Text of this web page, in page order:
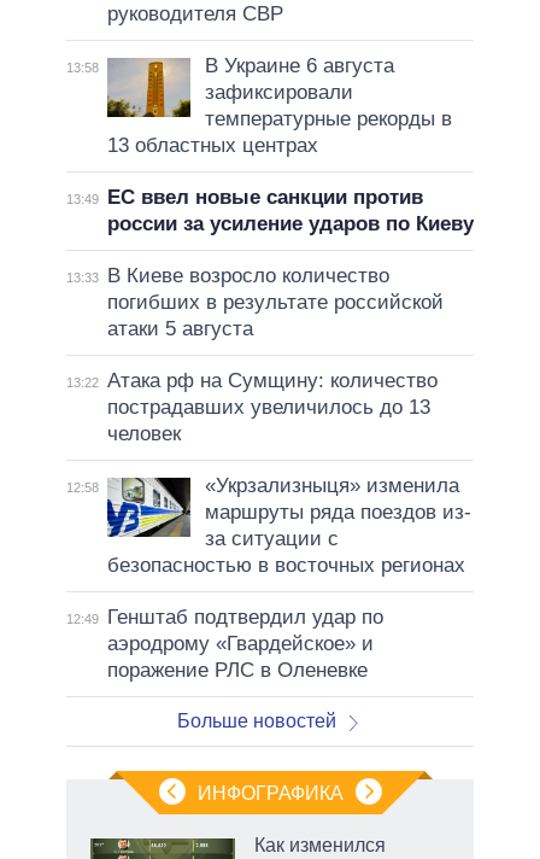
руководителя СВР
13:58
В Украине 6 августа
зафиксировали
температурные рекорды в
13 областных центрах
13:49
ЕС ввел новые санкции против
россии за усиление ударов по Киеву
13:33
В Киеве возросло количество
погибших в результате российской
атаки 5 августа
13:22 Атака рф на Сумщину: количество
пострадавших увеличилось до 13
человек
12:58
«Укрзализныця» изменила
маршруты ряда поездов из-
за ситуации с
безопасностью в восточных регионах
12:49
Генштаб подтвердил удар по
аэродрому «Гвардейское» и
поражение РЛС в Оленевке
Больше новостей
ИНФОГРАФИКА
Как изменился